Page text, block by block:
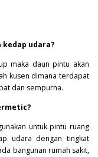
udara?
maka daun pintu akan
kusen dimana terdapat
dan sempurna.
untuk pintu ruang
udara dengan tingkat
bangunan rumah sakit,